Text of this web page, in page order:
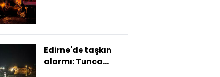
Edirne'de taşkın
alarmı: Tunca